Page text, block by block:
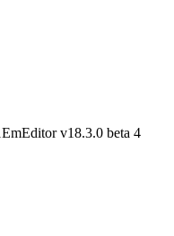
EmEditor v18.3.0 beta 4